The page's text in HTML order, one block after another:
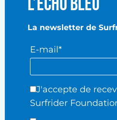
La newsletter de
E-mail*
J'accepte de
Surfrider